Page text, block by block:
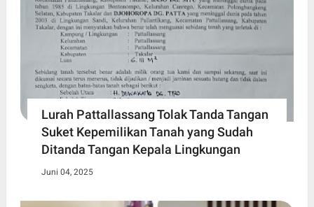
Lurah Pattallassang Tolak Tanda Tangan
Suket Kepemilikan Tanah yang Sudah
Ditanda Tangan Kepala Lingkungan
Juni 04, 2025